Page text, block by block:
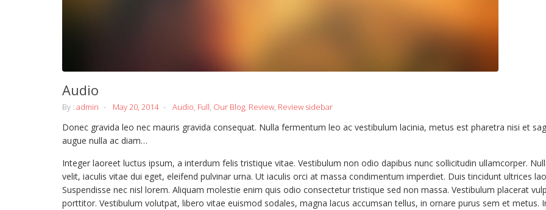
Audio
By : admin May 20, 2014 Audio, Full, Our Blog, Review, Review sidebar
Donec gravida leo nec mauris gravida consequat. Nulla fermentum leo ac vestibulum lacinia, metus est pharetra nisi et
augue nulla ac diam…
Integer laoreet luctus ipsum, a interdum felis tristique vitae. Vestibulum non odio dapibus nunc sollicitudin ullamcorper.
velit, iaculis vitae dui eget, eleifend pulvinar urna. Ut iaculis orci at massa condimentum imperdiet. Duis tincidunt ultrices
Suspendisse nec nisl lorem. Aliquam molestie enim quis odio consectetur tristique sed non massa. Vestibulum placerat
porttitor. Vestibulum volutpat, libero vitae euismod sodales, magna lacus accumsan tellus, in ornare purus sem et metus.